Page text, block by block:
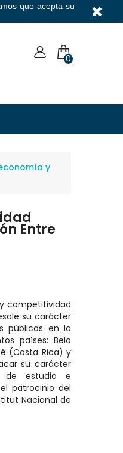
que acepta su
Moneda
0
y
Entre
competitividad
su carácter
públicos en la
países: Belo
(Costa Rica) y
su carácter
de estudio e
patrocinio del
Nacional de